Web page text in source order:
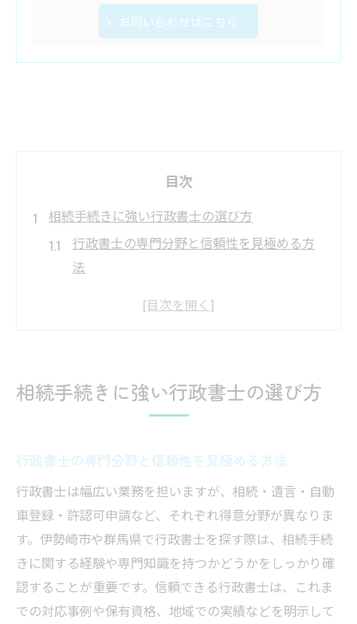
お問い合わせはこちら
目次
相続手続きに強い行政書士の選び方
行政書士の専門分野と信頼性を見極める方
法
相続手続き経験豊富な行政書士を選ぶ理由
行政書士による相続手続きサポートの流れ
行政書士が提供する書類作成と提出のサポ
ート
相続相談で行政書士を活用するメリット
行政書士に依頼する際の安心ポイント
相続サポートで行政書士に相談するタイミ
ング
相続手続きに強い行政書士の選び方
行政書士の専門分野と信頼性を見極める方法
行政書士は幅広い業務を担いますが、相続・遺言・自動
車登録・許認可申請など、それぞれ得意分野が異なりま
す。伊勢崎市や群馬県で行政書士を探す際は、相続手続
きに関する経験や専門知識を持つかどうかをしっかり確
認することが重要です。信頼できる行政書士は、これま
での対応事例や保有資格、地域での実績などを明示して